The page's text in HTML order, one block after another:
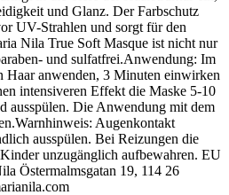
und Glanz. Der Farbschutz
UV-Strahlen und sorgt für den
Nila True Soft Masque ist nicht nur
und sulfatfrei.Anwendung: Im
Haar anwenden, 3 Minuten einwirken
intensiveren Effekt die Maske 5-10
ausspülen. Die Anwendung mit dem
Augenkontakt
ausspülen. Bei Reizungen die
unzugänglich aufbewahren. EU
Östermalmsgatan 19, 114 26